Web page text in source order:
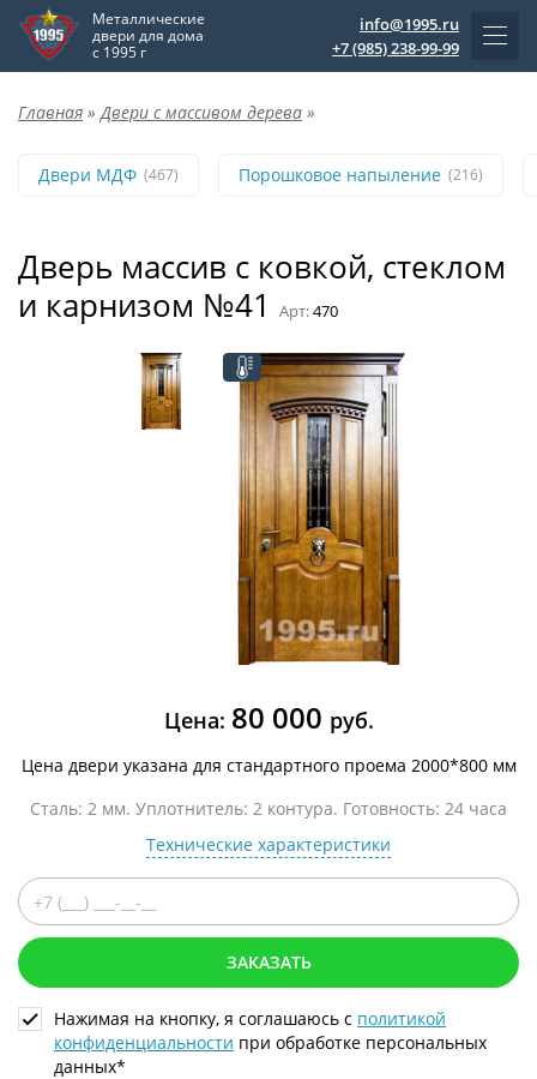
Металлические
двери для дома
с 1995 г
info@1995.ru
+7 (985) 238-99-99
Главная » Двери с массивом дерева »
Двери МДФ (467) Порошковое напыление (216)
Дверь массив с ковкой, стеклом
и карнизом №41
Арт:470
Цена: 80 000 руб.
Цена двери указана для стандартного проема 2000*800 мм
Сталь: 2 мм. Уплотнитель: 2 контура. Готовность: 24 часа
Технические характеристики
ЗАКАЗАТЬ
Нажимая на кнопку, я соглашаюсь с политикой
конфиденциальности при обработке персональных
данных*